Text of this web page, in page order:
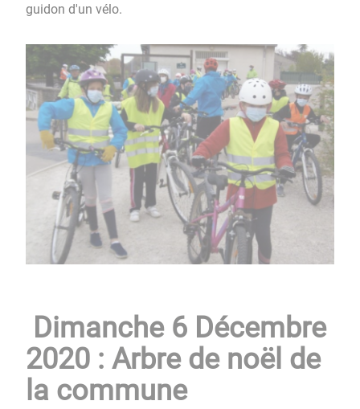
guidon d'un vélo.
Dimanche 6 Décembre
2020 : Arbre de noël de
la commune